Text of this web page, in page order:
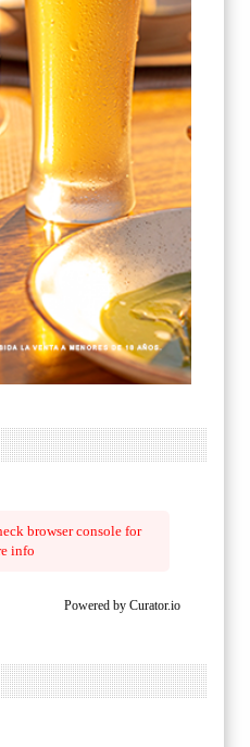
browser console for
info
Powered by Curator.io